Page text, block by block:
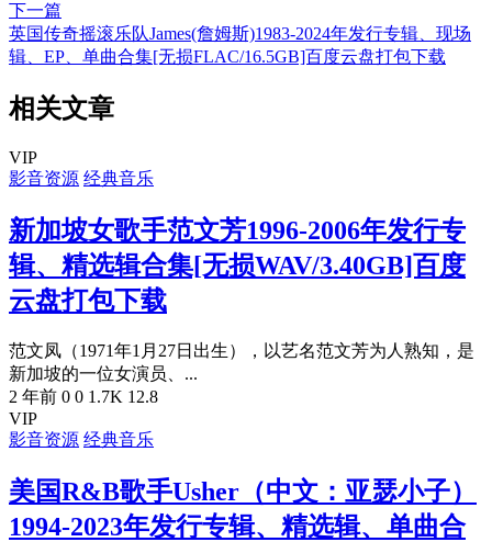
下一篇
英国传奇摇滚乐队James(詹姆斯)1983-2024年发行专辑、现场
辑、EP、单曲合集[无损FLAC/16.5GB]百度云盘打包下载
相关文章
VIP
影音资源 经典音乐
新加坡女歌手范文芳1996-2006年发行专
辑、精选辑合集[无损WAV/3.40GB]百度
云盘打包下载
范文凤（1971年1月27日出生），以艺名范文芳为人熟知，是
新加坡的一位女演员、...
2 年前 0 0 1.7K 12.8
VIP
影音资源 经典音乐
美国R&B歌手Usher（中文：亚瑟小子）
1994-2023年发行专辑、精选辑、单曲合